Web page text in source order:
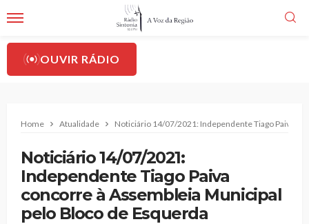
OUVIR RÁDIO
Home Atualidade Noticiário 14/07/2021: Independente Tiago Paiva
Noticiário 14/07/2021:
Independente Tiago Paiva
concorre à Assembleia Municipal
pelo Bloco de Esquerda